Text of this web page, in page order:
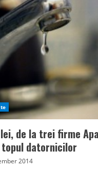
de la trei firme
datornicilor
2014